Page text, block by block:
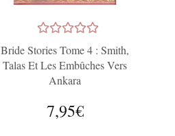
Bride Stories Tome 4 : Smith,
Talas Et Les Embûches Vers
Ankara
7,95€